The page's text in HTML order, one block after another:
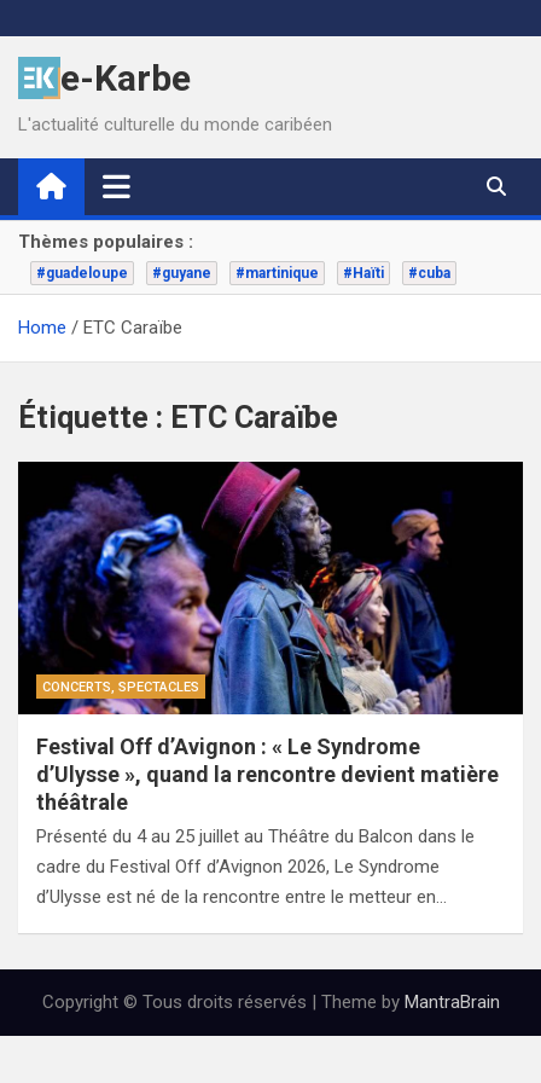
to
contente-Karbe
L'actualité culturelle du monde caribéen
Thèmes populaires :
#guadeloupe #guyane #martinique #Haïti #cuba
Home ETC Caraïbe
Étiquette : ETC Caraïbe
CONCERTS, SPECTACLES
Festival Off d’Avignon : « Le Syndrome
d’Ulysse », quand la rencontre devient matière
théâtrale
Présenté du 4 au 25 juillet au Théâtre du Balcon dans le
cadre du Festival Off d’Avignon 2026, Le Syndrome
d’Ulysse est né de la rencontre entre le metteur en…
Copyright © Tous droits réservés | Theme by MantraBrain